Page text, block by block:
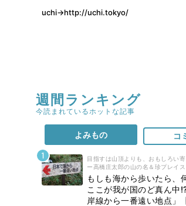
uchi→http://uchi.tokyo/
週間ランキング
今読まれているホットな記事
よみもの コ
目指すは山頂よりも、おもしろい
ー高橋庄太郎の山の名＆珍プレイス
もしも海から歩いたら、
ここが我が国のど真ん中
岸線から一番遠い地点」